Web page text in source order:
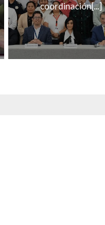
coordinación[...]